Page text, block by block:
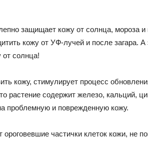
защищает кожу от солнца, мороза и
кожу от УФ-лучей и после загара.
от солнца!
кожу, стимулирует процесс
растение содержит железо, кальций,
проблемную и поврежденную кожу.
частички клеток кожи, не